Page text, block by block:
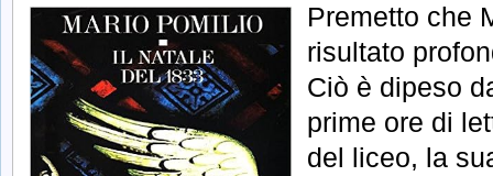
Premetto che
risultato
Ciò è dipeso
prime ore di
del liceo, la